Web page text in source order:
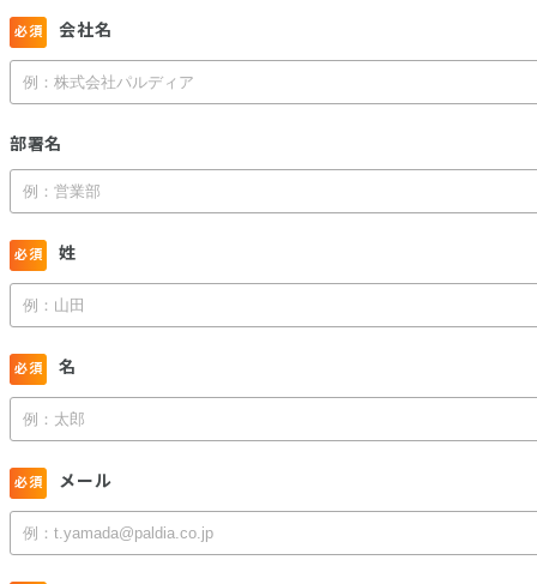
会社名
部署名
姓
名
メール